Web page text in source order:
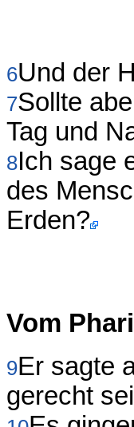
6Und der
7Sollte
Tag und
8Ich sage
des
Erden?
Vom
9Er sagte
gerecht